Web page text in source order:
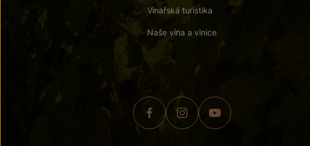
Vinařská turistika
Naše vína a vinice